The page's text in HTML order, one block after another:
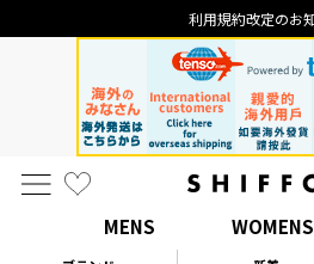
利用規約改定のお知らせ
MENS WOMENS